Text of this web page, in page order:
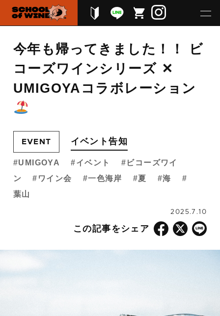
今年も帰ってきました！！ ビ
コーズワインシリーズ ✕
UMIGOYAコラボレーション
EVENT イベント告知
UMIGOYA イベント
ビコーズワイ
ン
ワイン会 一色海岸 夏
海
葉山
2025.7.10
この記事をシェア